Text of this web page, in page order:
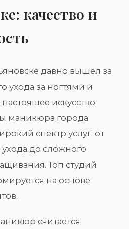
качество и
давно вышел за
ухода за ногтями и
искусство.
маникюра города
спектр услуг: от
ухода до сложного
Топ студий
на основе
считается